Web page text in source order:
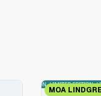
LIMITED EDITION
MOA